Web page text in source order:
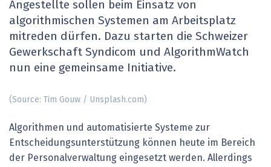
Angestellte sollen beim Einsatz von
algorithmischen Systemen am Arbeitsplatz
mitreden dürfen. Dazu starten die Schweizer
Gewerkschaft Syndicom und AlgorithmWatch
nun eine gemeinsame Initiative.
(Source: Tim Gouw / Unsplash.com)
Algorithmen und automatisierte Systeme zur
Entscheidungsunterstützung können heute im Bereich
der Personalverwaltung eingesetzt werden. Allerdings